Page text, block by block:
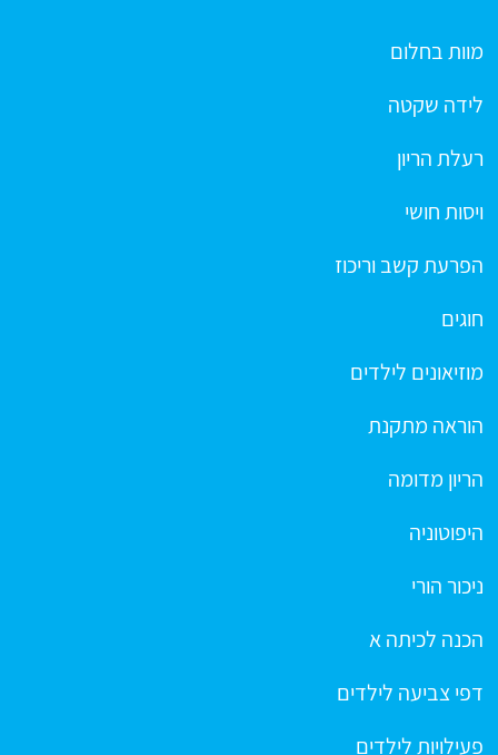
מוות בחלום
לידה שקטה
רעלת הריון
ויסות חושי
הפרעת קשב וריכוז
חוגים
מוזיאונים לילדים
הוראה מתקנת
הריון מדומה
היפוטוניה
ניכור הורי
הכנה לכיתה א
דפי צביעה לילדים
פעילויות לילדים